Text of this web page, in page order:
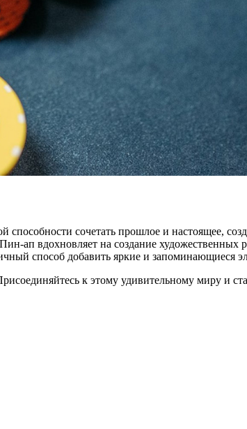
сочетать прошлое и настоящее,
ап вдохновляет на создание художественных
способ добавить яркие и запоминающиеся
к этому удивительному миру и